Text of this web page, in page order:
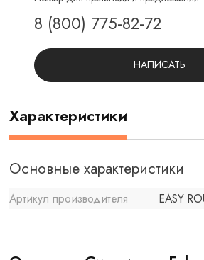
8 (800) 775-82-72
НАПИСАТЬ
Характеристики
Основные характеристики
Артикул производителя EASY